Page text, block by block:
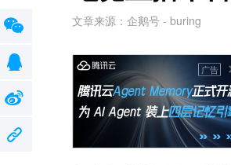
文章来源： 企鹅号 - buring
广告